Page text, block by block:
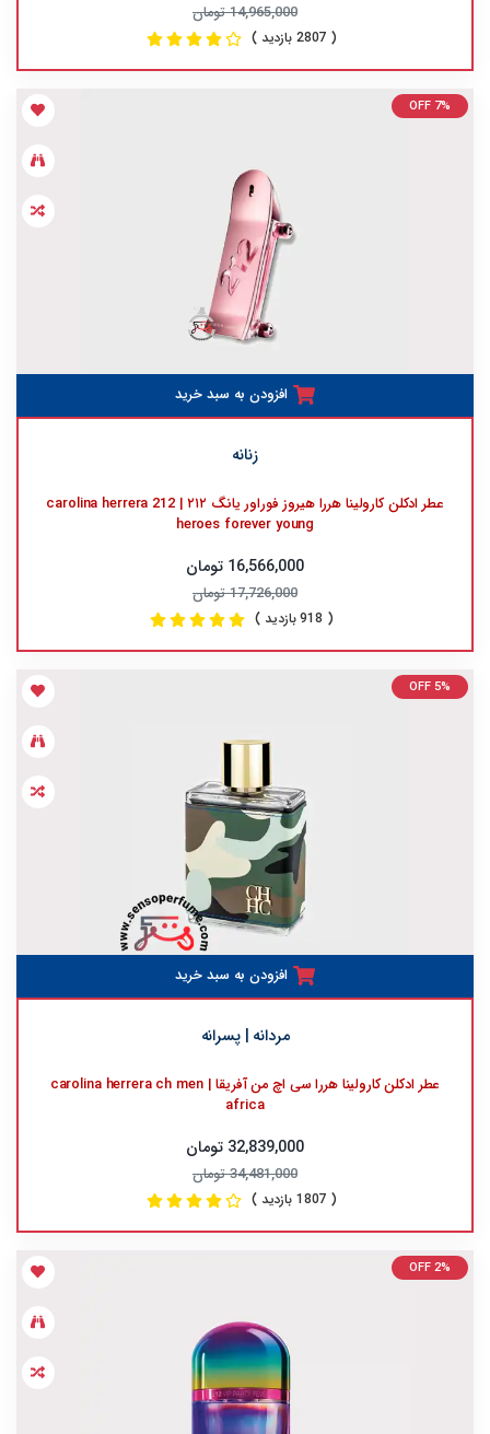
14,965,000 تومان
( 2807 بازدید )
OFF 7%
افزودن به سبد خرید
زنانه
عطر ادکلن کارولینا هررا هیروز فوراور یانگ ۲۱۲ | carolina herrera 212
heroes forever young
16,566,000 تومان
17,726,000 تومان
( 918 بازدید )
OFF 5%
افزودن به سبد خرید
مردانه | پسرانه
عطر ادکلن کارولینا هررا سی اچ من آفریقا | carolina herrera ch men
africa
32,839,000 تومان
34,481,000 تومان
( 1807 بازدید )
OFF 2%